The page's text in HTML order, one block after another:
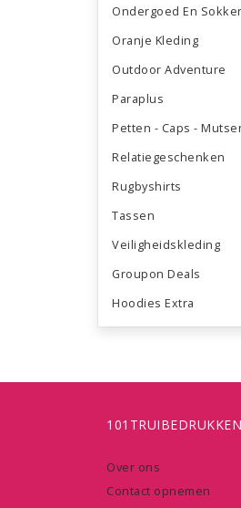
Ondergoed En
Oranje Kleding
Outdoor Adventure
Paraplus
Petten - Caps -
Relatiegeschenken
Rugbyshirts
Tassen
Veiligheidskleding
Groupon Deals
Hoodies Extra
Over ons
Contact opnemen